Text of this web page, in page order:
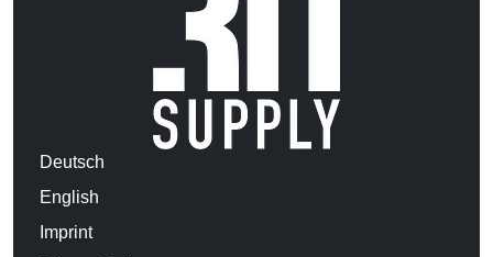
Deutsch
English
Imprint